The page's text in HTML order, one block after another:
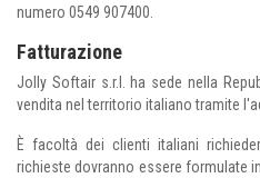
numero 0549 907400.
Fatturazione
Jolly Softair s.r.l. ha sede nella
vendita nel territorio italiano tramite
È facoltà dei clienti italiani
richieste dovranno essere formulate